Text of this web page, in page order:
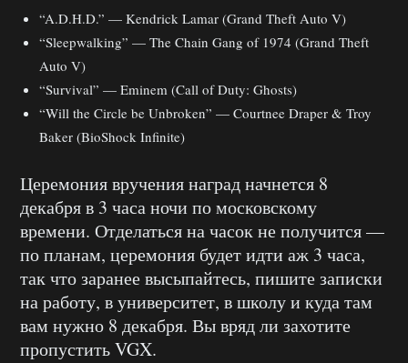
“A.D.H.D.” — Kendrick Lamar (Grand Theft Auto V)
“Sleepwalking” — The Chain Gang of 1974 (Grand Theft
Auto V)
“Survival” — Eminem (Call of Duty: Ghosts)
“Will the Circle be Unbroken” — Courtnee Draper & Troy
Baker (BioShock Infinite)
Церемония вручения наград начнется 8
декабря в 3 часа ночи по московскому
времени. Отделаться на часок не получится —
по планам, церемония будет идти аж 3 часа,
так что заранее высыпайтесь, пишите записки
на работу, в университет, в школу и куда там
вам нужно 8 декабря. Вы вряд ли захотите
пропустить VGX.